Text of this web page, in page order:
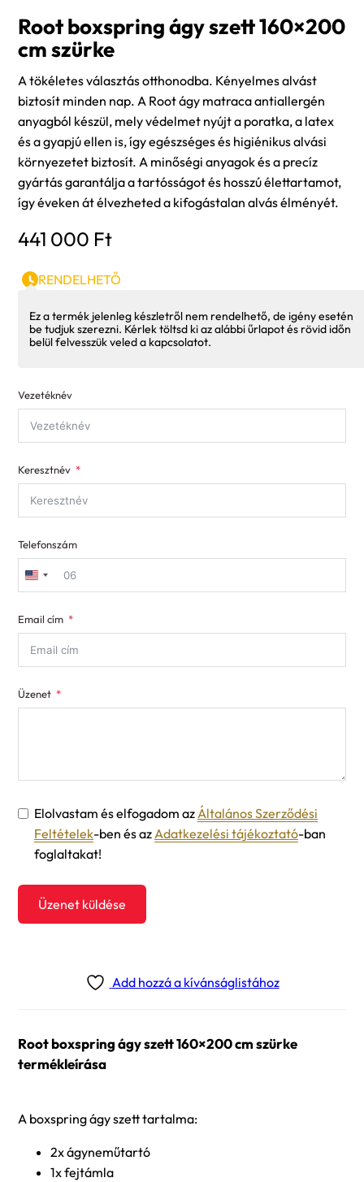
Root boxspring ágy szett 160×200
cm szürke
A tökéletes választás otthonodba. Kényelmes alvást
biztosít minden nap. A Root ágy matraca antiallergén
anyagból készül, mely védelmet nyújt a poratka, a latex
és a gyapjú ellen is, így egészséges és higiénikus alvási
környezetet biztosít. A minőségi anyagok és a precíz
gyártás garantálja a tartósságot és hosszú élettartamot,
így éveken át élvezheted a kifogástalan alvás élményét.
441 000 Ft
RENDELHETŐ
Ez a termék jelenleg készletről nem rendelhető, de igény esetén
be tudjuk szerezni. Kérlek töltsd ki az alábbi űrlapot és rövid időn
belül felvesszük veled a kapcsolatot.
Vezetéknév
Keresztnév
Telefonszám
United
+1
Email cím
Üzenet
Elolvastam és elfogadom azÁltalános Szerződési
Feltételek-ben és azAdatkezelési tájékoztató-ban
foglaltakat!
Üzenet küldése
Add hozzá a kívánságlistához
Root boxspring ágy szett 160×200 cm szürke
termékleírása
A boxspring ágy szett tartalma:
2x ágyneműtartó
1x fejtámla